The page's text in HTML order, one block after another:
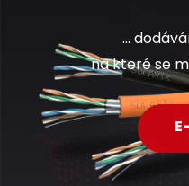
...
na které se